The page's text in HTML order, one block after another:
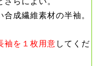
合成繊維素材の半袖。
袖を１枚用意 してくだ